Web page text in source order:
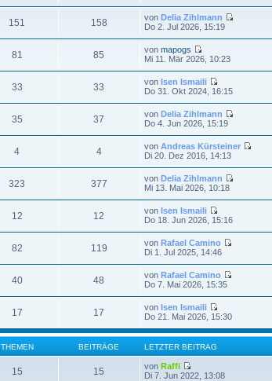
151 158 vonDelia Zihlmann
Do 2. Jul 2026, 15:19
81 85 vonmapogs
Mi 11. Mär 2026, 10:23
33 33 vonIsen Ismaili
Do 31. Okt 2024, 16:15
35 37 vonDelia Zihlmann
Do 4. Jun 2026, 15:19
4 4 vonAndreas Kürsteiner
Di 20. Dez 2016, 14:13
323 377 vonDelia Zihlmann
Mi 13. Mai 2026, 10:18
12 12 vonIsen Ismaili
Do 18. Jun 2026, 15:16
82 119 vonRafael Camino
Di 1. Jul 2025, 14:46
40 48 vonRafael Camino
Do 7. Mai 2026, 15:35
17 17 vonIsen Ismaili
Do 21. Mai 2026, 15:30
THEMEN BEITRÄGE LETZTER BEITRAG
15 15 vonRaffi
Di 7. Jun 2022, 13:08